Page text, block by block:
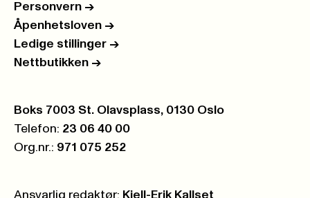
Personvern ->
Åpenhetsloven ->
Ledige stillinger ->
Nettbutikken ->
Postboks:
Boks 7003 St. Olavsplass, 0130 Oslo
Telefon: 23 06 40 00
Org.nr.: 971 075 252
Ansvarlig redaktør: Kjell-Erik Kallset